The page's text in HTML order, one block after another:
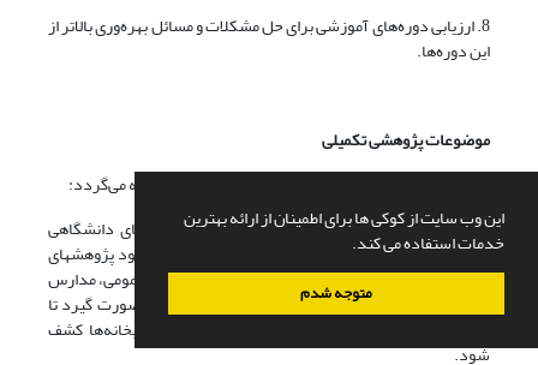
این وب سایت از کوکی ها برای اطمینان از ارائه بهترین
خدمات استفاده می کند.
متوجه شدم
8. ارزیابی دوره‌های آموزشی برای حل مشکلات و مسائل بهره‌وری بالاتر از
این دوره‌ها.
موضوعات پژوهشی تکمیلی
برای انجام پژوهشهای بعدی، پیشنهادهایی به شرح زیر ارائه می‌گردد:
1. با توجه به تعیین نیمرخی از نیروی انسانی کتابخانه‌های دانشگاهی
خوزستان و شناسایی نیازهای مهارتی آنها، پیشنهاد می‌شود پژوهشهای
مشابهی در مورد کتابخانه‌های دیگر ـ اعم از کتابخانه‌های عمومی، مدارس
و ... ـ و همچنین کتابخانه‌های دانشگاهی استانهای دیگر صورت گیرد تا
در مجموع، نیازهای مهارتی نیروی انسانی شاغل در کتابخانه‌ها کشف
شود.